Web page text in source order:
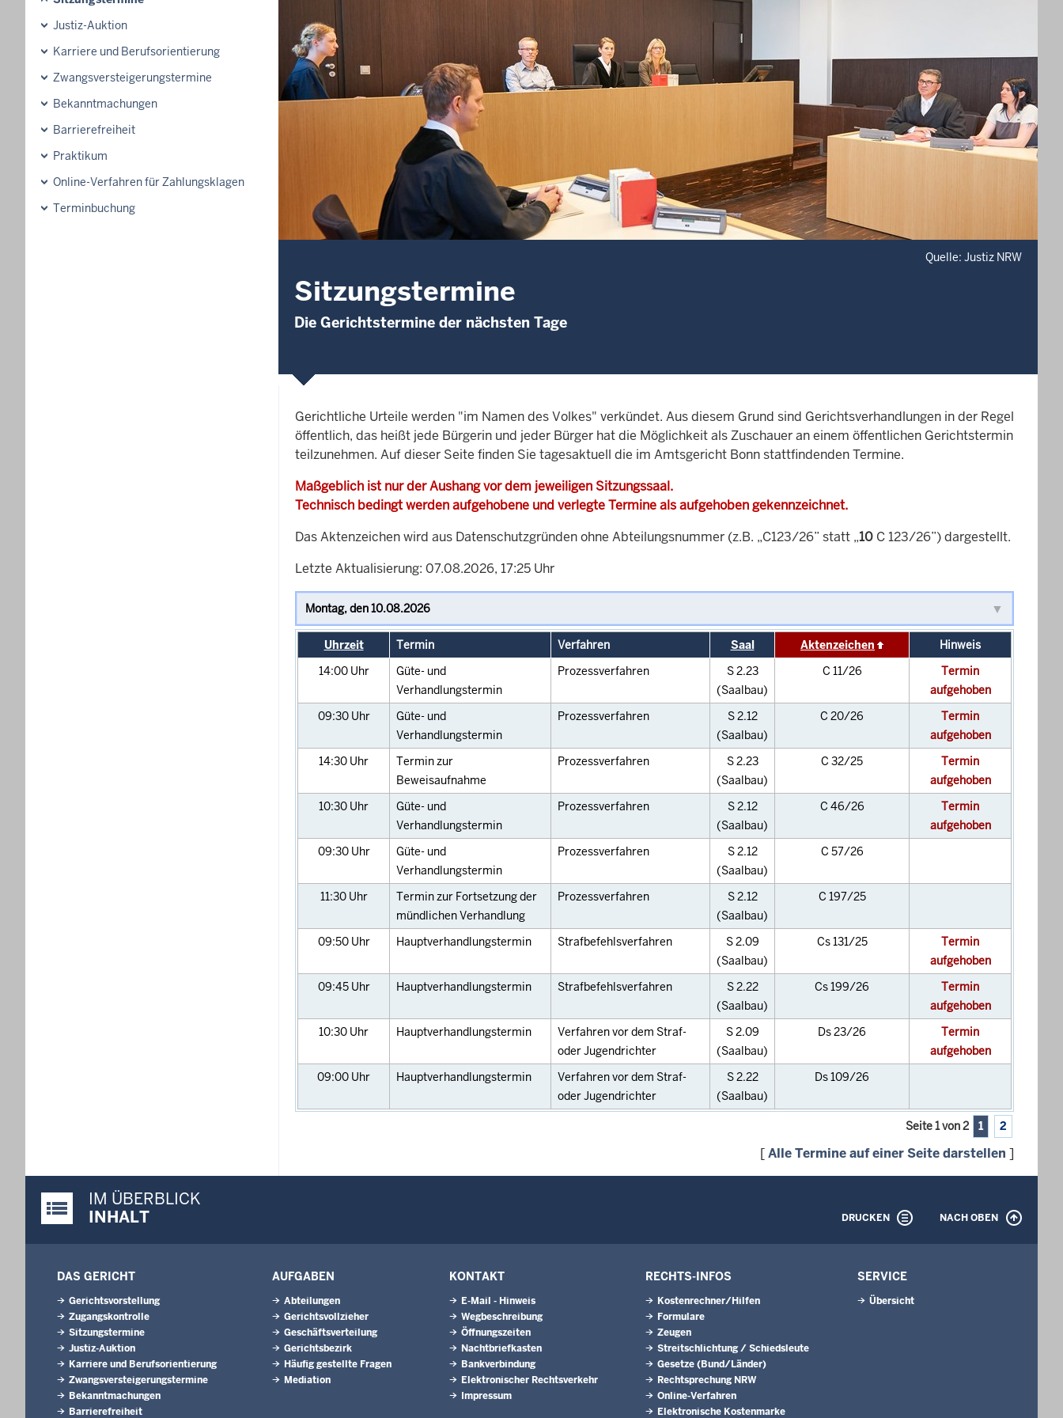
Justiz-Auktion
Karriere und Berufsorientierung
Zwangsversteigerungstermine
Bekanntmachungen
Barrierefreiheit
Praktikum
Online-Verfahren für Zahlungsklagen
Terminbuchung
Quelle: Justiz NRW
Sitzungstermine
Die Gerichtstermine der nächsten Tage
Gerichtliche Urteile werden "im Namen des Volkes" verkündet. Aus diesem Grund sind Gerichtsverhandlungen in der Regel
öffentlich, das heißt jede Bürgerin und jeder Bürger hat die Möglichkeit als Zuschauer an einem öffentlichen Gerichtstermin
teilzunehmen. Auf dieser Seite finden Sie tagesaktuell die im Amtsgericht Bonn stattfindenden Termine.
Maßgeblich ist nur der Aushang vor dem jeweiligen Sitzungssaal.
Technisch bedingt werden aufgehobene und verlegte Termine als aufgehoben gekennzeichnet.
Das Aktenzeichen wird aus Datenschutzgründen ohne Abteilungsnummer (z.B. „C123/26” statt „10 C 123/26”) dargestellt.
Letzte Aktualisierung: 07.08.2026, 17:25 Uhr
Uhrzeit Termin Verfahren Saal Aktenzeichen
Hinweis
14:00 Uhr
Güte- und
Verhandlungstermin
Prozessverfahren
S 2.23
(Saalbau)
C 11/26
Termin
aufgehoben
09:30 Uhr
Güte- und
Verhandlungstermin
Prozessverfahren
S 2.12
(Saalbau)
C 20/26
Termin
aufgehoben
14:30 Uhr
Termin zur
Beweisaufnahme
Prozessverfahren
S 2.23
(Saalbau)
C 32/25
Termin
aufgehoben
10:30 Uhr
Güte- und
Verhandlungstermin
Prozessverfahren
S 2.12
(Saalbau)
C 46/26
Termin
aufgehoben
09:30 Uhr
Güte- und
Verhandlungstermin
Prozessverfahren
S 2.12
(Saalbau)
C 57/26
11:30 Uhr
Termin zur Fortsetzung der
mündlichen Verhandlung
Prozessverfahren
S 2.12
(Saalbau)
C 197/25
09:50 Uhr Hauptverhandlungstermin Strafbefehlsverfahren
S 2.09
(Saalbau)
Cs 131/25
Termin
aufgehoben
09:45 Uhr Hauptverhandlungstermin Strafbefehlsverfahren
S 2.22
(Saalbau)
Cs 199/26
Termin
aufgehoben
10:30 Uhr Hauptverhandlungstermin
Verfahren vor dem Straf-
oder Jugendrichter
S 2.09
(Saalbau)
Ds 23/26
Termin
aufgehoben
09:00 Uhr Hauptverhandlungstermin
Verfahren vor dem Straf-
oder Jugendrichter
S 2.22
(Saalbau)
Ds 109/26
Seite 1 von 2 1 2
[Alle Termine auf einer Seite darstellen ]
Justiz-Portal im Überblick:
IM ÜBERBLICK
INHALT
DRUCKEN NACH OBEN
DAS GERICHT
Gerichtsvorstellung
Zugangskontrolle
Sitzungstermine
Justiz-Auktion
Karriere und Berufsorientierung
Zwangsversteigerungstermine
Bekanntmachungen
Barrierefreiheit
AUFGABEN
Abteilungen
Gerichtsvollzieher
Geschäftsverteilung
Gerichtsbezirk
Häufig gestellte Fragen
Mediation
KONTAKT
E-Mail - Hinweis
Wegbeschreibung
Öffnungszeiten
Nachtbriefkasten
Bankverbindung
Elektronischer Rechtsverkehr
Impressum
RECHTS-INFOS
Kostenrechner/Hilfen
Formulare
Zeugen
Streitschlichtung / Schiedsleute
Gesetze (Bund/Länder)
Rechtsprechung NRW
Online-Verfahren
Elektronische Kostenmarke
SERVICE
Übersicht